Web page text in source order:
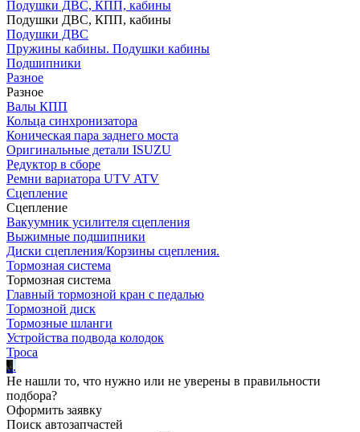
Подушки ДВС, КПП, кабины
Подушки ДВС, КПП, кабины
Подушки ДВС
Пружины кабины. Подушки кабины
Подшипники
Разное
Разное
Валы КПП
Кольца синхронизатора
Коническая пара заднего моста
Оригинальные детали ISUZU
Редуктор в сборе
Ремни вариатора UTV ATV
Сцепление
Сцепление
Вакуумник усилителя сцепления
Выжимные подшипники
Диски сцепления/Корзины сцепления.
Тормозная система
Тормозная система
Главный тормозной кран с педалью
Тормозной диск
Тормозные шланги
Устройства подвода колодок
Троса
...
Не нашли то, что нужно или не уверены в правильности
подбора?
Оформить заявку
Поиск автозапчастей